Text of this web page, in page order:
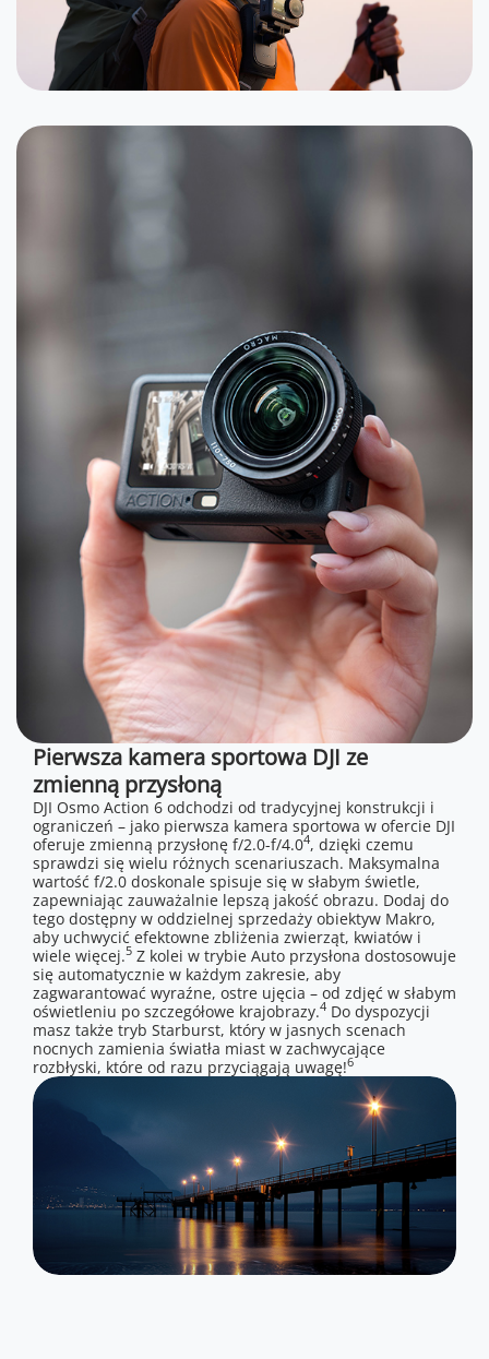
Pierwsza kamera sportowa DJI ze
zmienną przysłoną
DJI Osmo Action 6 odchodzi od tradycyjnej konstrukcji i
ograniczeń – jako pierwsza kamera sportowa w ofercie DJI
oferuje zmienną przysłonę f/2.0-f/4.04, dzięki czemu
sprawdzi się wielu różnych scenariuszach. Maksymalna
wartość f/2.0 doskonale spisuje się w słabym świetle,
zapewniając zauważalnie lepszą jakość obrazu. Dodaj do
tego dostępny w oddzielnej sprzedaży obiektyw Makro,
aby uchwycić efektowne zbliżenia zwierząt, kwiatów i
wiele więcej.5 Z kolei w trybie Auto przysłona dostosowuje
się automatycznie w każdym zakresie, aby
zagwarantować wyraźne, ostre ujęcia – od zdjęć w słabym
oświetleniu po szczegółowe krajobrazy.4 Do dyspozycji
masz także tryb Starburst, który w jasnych scenach
nocnych zamienia światła miast w zachwycające
rozbłyski, które od razu przyciągają uwagę!6